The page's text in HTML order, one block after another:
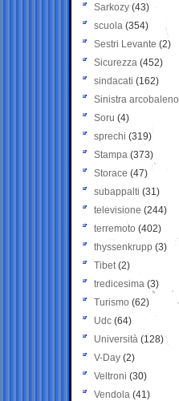
Sarkozy (43)
scuola (354)
Sestri Levante (2)
Sicurezza (452)
sindacati (162)
Sinistra arcobaleno
Soru (4)
sprechi (319)
Stampa (373)
Storace (47)
subappalti (31)
televisione(244)
terremoto (402)
thyssenkrupp (3)
Tibet(2)
tredicesima (3)
Turismo (62)
Udc (64)
Università (128)
V-Day (2)
Veltroni (30)
Vendola (41)